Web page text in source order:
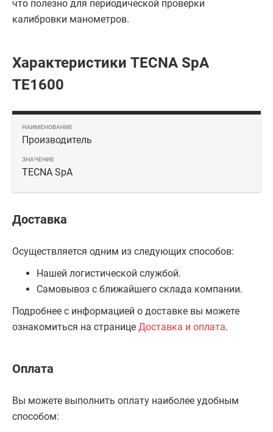
что полезно для периодической проверки
калибровки манометров.
Характеристики TECNA SpA
ТЕ1600
Производитель
TECNA SpA
Доставка
Осуществляется одним из следующих способов:
Нашей логистической службой.
Самовывоз с ближайшего склада компании.
Подробнее с информацией о доставке вы можете
ознакомиться на странице Доставка и оплата.
Оплата
Вы можете выполнить оплату наиболее удобным
способом: